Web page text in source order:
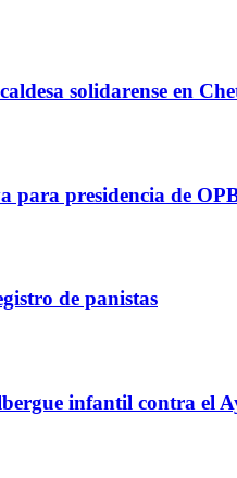
solidarense en
para presidencia de
de panistas
infantil contra el